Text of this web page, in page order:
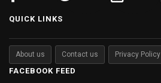
QUICK LINKS
About us Contact us Privacy Policy
FACEBOOK FEED